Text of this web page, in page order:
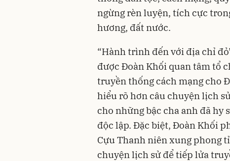
ngừng rèn luyện, tích cực
hương, đất nước.
“Hành trình đến với địa chỉ
được Đoàn Khối quan tâm tổ
truyền thống cách mạng cho
hiểu rõ hơn câu chuyện lịch
cho những bậc cha anh đã hy
độc lập. Đặc biệt, Đoàn Khối
Cựu Thanh niên xung phong
chuyện lịch sử để tiếp lửa